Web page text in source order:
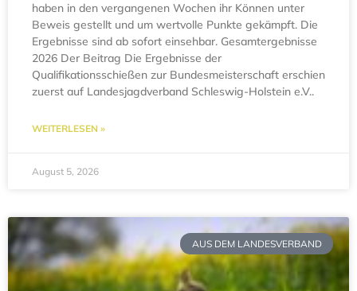
haben in den vergangenen Wochen ihr Können unter
Beweis gestellt und um wertvolle Punkte gekämpft. Die
Ergebnisse sind ab sofort einsehbar. Gesamtergebnisse
2026 Der Beitrag Die Ergebnisse der
Qualifikationsschießen zur Bundesmeisterschaft erschien
zuerst auf Landesjagdverband Schleswig-Holstein e.V..
WEITERLESEN »
August 5, 2026
AUS DEM LANDESVERBAND